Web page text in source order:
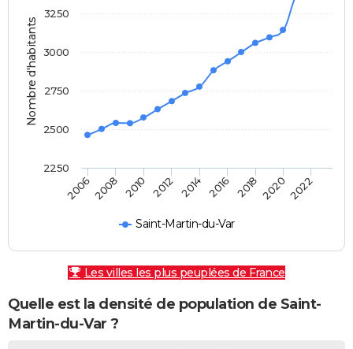
Nombre d'habitants
Saint-Martin-du-Var
20062008 2010 2012 2014 2016 2018 20202022
2250
2500
2750
3000
3250
Les villes les plus peuplées de France
Quelle est la densité de population de Saint-
Martin-du-Var ?